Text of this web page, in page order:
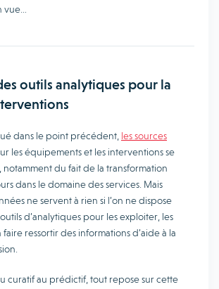
outils analytiques pour la
dans le point précédent, les sources
les équipements et les interventions se
du fait de la transformation
dans le domaine des services. Mais
ne servent à rien si l’on ne dispose
d’analytiques pour les exploiter, les
ressortir des informations d’aide à la
curatif au prédictif, tout repose sur cette